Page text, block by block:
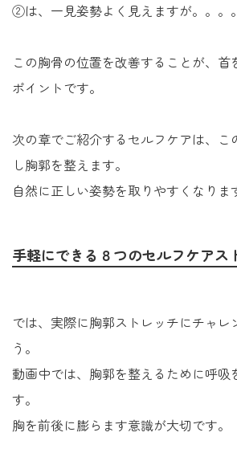
②は、一見姿勢よく見えますが。。。。
この胸骨の位置を改善することが、
ポイントです。
次の章でご紹介するセルフケアは、こ
し胸郭を整えます。
自然に正しい姿勢を取りやすくなりま
手軽にできる８つのセルフケアス
では、実際に胸郭ストレッチにチャレ
う。
動画中では、胸郭を整えるために呼吸
す。
胸を前後に膨らます意識が大切です。